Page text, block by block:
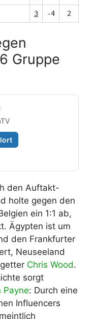
3 -4 2
Gruppe
den Auftakt-
holte gegen den
ein 1:1 ab,
Ägypten ist um
den Frankfurter
Neuseeland
Chris Wood.
sorgt
Payne: Durch eine
Influencers